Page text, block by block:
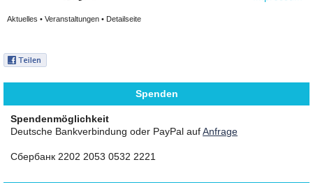
Aktuelles • Veranstaltungen • Detailseite
Spenden
Spendenmöglichkeit
Deutsche Bankverbindung oder PayPal aufAnfrage
Сбербанк 2202 2053 0532 2221